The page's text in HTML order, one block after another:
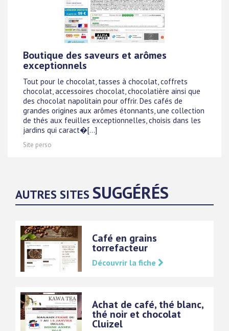
Boutique des saveurs et arômes
exceptionnels
Tout pour le chocolat, tasses à chocolat, coffrets
chocolat, accessoires chocolat, chocolatière ainsi que
des chocolat napolitain pour offrir. Des cafés de
grandes origines aux arômes étonnants, une collection
de thés aux feuilles exceptionnelles, choisis dans les
jardins qui caract�[...]
Site perso
AUTRES SITES SUGGÉRÉS
Café en grains
torrefacteur
Découvrir la fiche
Achat de café, thé blanc,
thé noir et chocolat
Cluizel